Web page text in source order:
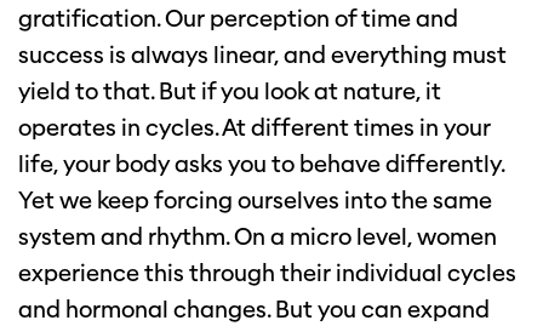
gratification. Our perception of time and
success is always linear, and everything must
yield to that. But if you look at nature, it
operates in cycles. At different times in your
life, your body asks you to behave differently.
Yet we keep forcing ourselves into the same
system and rhythm. On a micro level, women
experience this through their individual cycles
and hormonal changes. But you can expand